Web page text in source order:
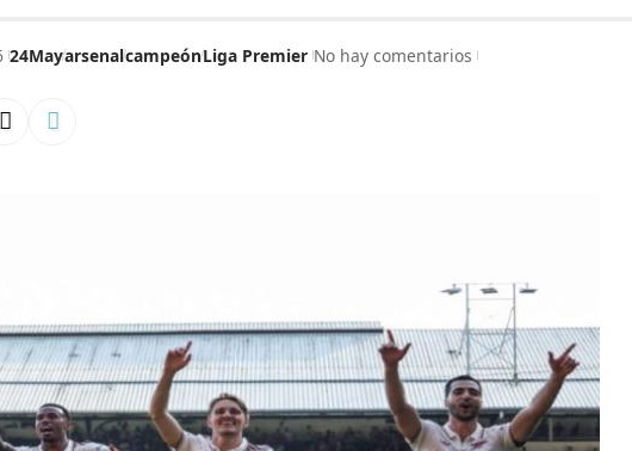
24MayarsenalcampeónLiga Premier No hay comentarios